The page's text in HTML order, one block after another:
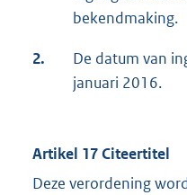
bekendmaking.
2.
De datum van
januari 2016.
Artikel 17 Citeertitel
Deze verordening